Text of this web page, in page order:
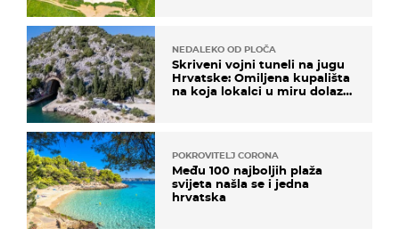
NEDALEKO OD PLOČA
Skriveni vojni tuneli na jugu
Hrvatske: Omiljena kupališta
na koja lokalci u miru dolaze
POKROVITELJ CORONA
Među 100 najboljih plaža
svijeta našla se i jedna
hrvatska